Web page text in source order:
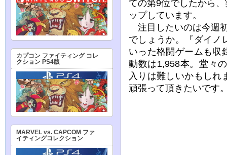
ての第9位でしたから
ップしています。
注目したいのは今週
でしょうか。『ダイノ
いった格闘ゲームも収
動数は1,958本。堂々
入りは難しいかもしれ
頑張って頂きたいです
カプコン ファイティング コレ
クション PS4版
MARVEL vs. CAPCOM ファ
イティングコレクション